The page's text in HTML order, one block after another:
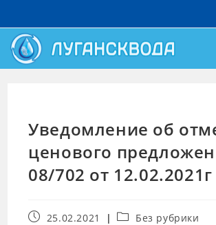
Уведомление об
ценового
08/702 от 12.02.2021г
25.02.2021 Без рубрики